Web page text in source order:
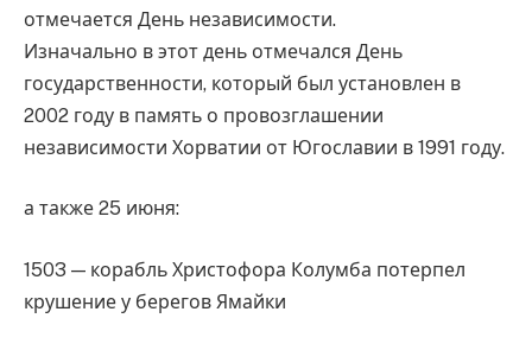
отмечается День независимости.
Изначально в этот день отмечался День
государственности, который был установлен в
2002 году в память о провозглашении
независимости Хорватии от Югославии в 1991 году.
а также 25 июня:
1503 — корабль Христофора Колумба потерпел
крушение у берегов Ямайки